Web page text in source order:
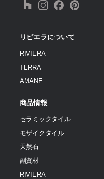
リビエラについて
RIVIERA
TERRA
AMANE
商品情報
セラミックタイル
モザイクタイル
天然石
副資材
RIVIERA